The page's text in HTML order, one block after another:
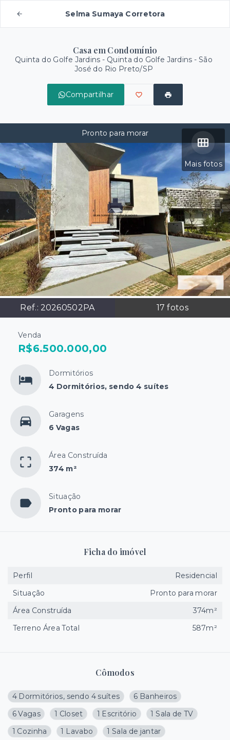
Selma Sumaya Corretora
Casa em Condomínio
Quinta do Golfe Jardins - Quinta do Golfe Jardins - São
José do Rio Preto/SP
Compartilhar
Mais fotos
Ref.: 20260502PA 17 fotos
Pronto para morar
Venda
R$6.500.000,00
Dormitórios
4 Dormitórios, sendo 4 suítes
Garagens
6 Vagas
Área Construída
374 m²
Situação
Pronto para morar
Cômodos
4 Dormitórios, sendo 4 suítes
6 Banheiros
6 Vagas
1 Closet 1 Escritório
1 Sala de TV
1 Cozinha
1 Lavabo
1 Sala de jantar
Ficha do imóvel
Perfil
Residencial
Situação
Pronto para morar
Área Construída
374m²
Terreno Área Total
587m²